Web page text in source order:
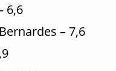
6,6
– 7,6